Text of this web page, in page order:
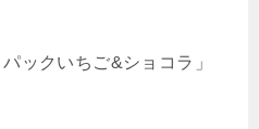
ックいちご&ショコラ」